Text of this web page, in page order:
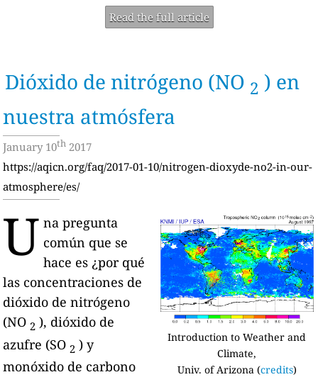
Read the full article
Dióxido de nitrógeno (NO 2 ) en
nuestra atmósfera
January 10th 2017
https://aqicn.org/faq/2017-01-10/nitrogen-dioxyde-no2-in-our-
atmosphere/es/
Introduction to Weather and
Climate,
Univ. of Arizona (credits)
U na pregunta
común que se
hace es ¿por qué
las concentraciones de
dióxido de nitrógeno
(NO 2 ), dióxido de
azufre (SO 2 ) y
monóxido de carbono